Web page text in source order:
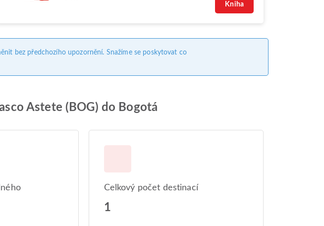
Kniha
bez předchozího upozornění. Snažíme se poskytovat co
Astete (BOG) do Bogotá
Celkový počet destinací
1